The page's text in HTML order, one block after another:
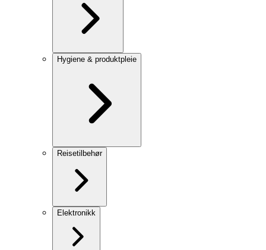
Hygiene & produktpleie
Reisetilbehør
Elektronikk